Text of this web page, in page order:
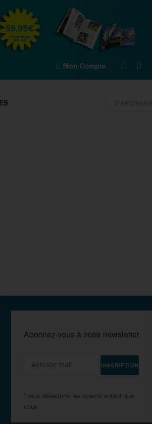
Mon Compte
S'ABONNER
Abonnez-vous à notre newsletter
*nous détestons les spams autant que
vous